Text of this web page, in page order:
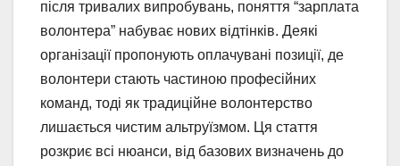
після тривалих випробувань, поняття “зарплата
волонтера” набуває нових відтінків. Деякі
організації пропонують оплачувані позиції, де
волонтери стають частиною професійних
команд, тоді як традиційне волонтерство
лишається чистим альтруїзмом. Ця стаття
розкриє всі нюанси, від базових визначень до